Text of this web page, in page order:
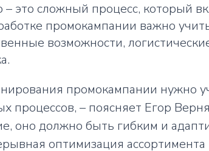
это сложный процесс, который
промокампании важно
возможности,
промокампании нужно
процессов, – поясняет Егор
оно должно быть гибким и
оптимизация